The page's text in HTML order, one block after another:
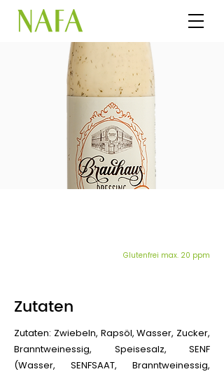
Glutenfrei max. 20 ppm
Zutaten
Zutaten: Zwiebeln, Rapsöl, Wasser, Zucker,
Branntweinessig, Speisesalz, SENF
(Wasser, SENFSAAT, Branntweinessig,